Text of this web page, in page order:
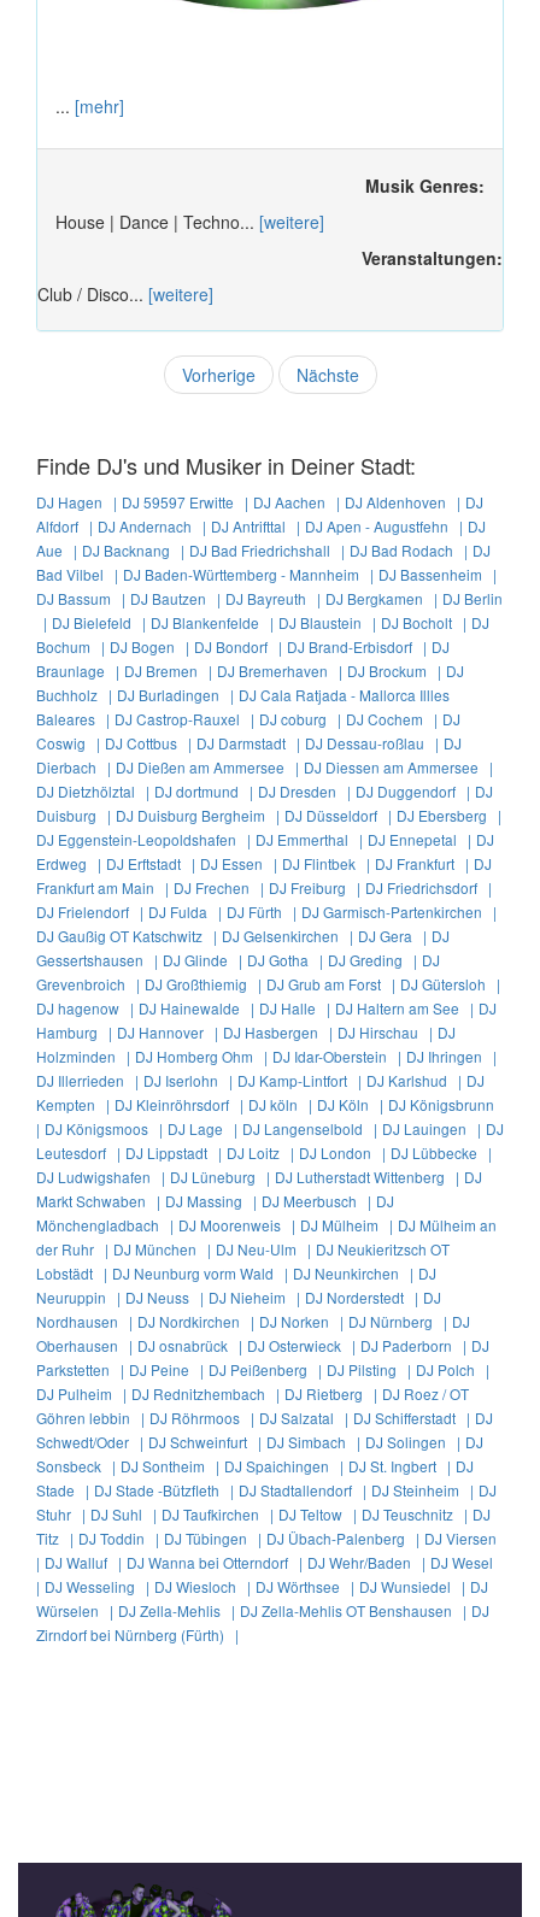
... [mehr]
Musik Genres:
House | Dance | Techno... [weitere]
Veranstaltungen:
Club / Disco... [weitere]
Vorherige Nächste
Finde DJ's und Musiker in Deiner Stadt:
DJ Hagen | DJ 59597 Erwitte | DJ Aachen | DJ Aldenhoven | DJ
Alfdorf | DJ Andernach | DJ Antrifttal | DJ Apen - Augustfehn | DJ
Aue | DJ Backnang | DJ Bad Friedrichshall | DJ Bad Rodach | DJ
Bad Vilbel | DJ Baden-Württemberg - Mannheim | DJ Bassenheim |
DJ Bassum | DJ Bautzen | DJ Bayreuth | DJ Bergkamen | DJ Berlin
| DJ Bielefeld | DJ Blankenfelde | DJ Blaustein | DJ Bocholt | DJ
Bochum | DJ Bogen | DJ Bondorf | DJ Brand-Erbisdorf | DJ
Braunlage | DJ Bremen | DJ Bremerhaven | DJ Brockum | DJ
Buchholz | DJ Burladingen | DJ Cala Ratjada - Mallorca Illles
Baleares | DJ Castrop-Rauxel | DJ coburg | DJ Cochem | DJ
Coswig | DJ Cottbus | DJ Darmstadt | DJ Dessau-roßlau | DJ
Dierbach | DJ Dießen am Ammersee | DJ Diessen am Ammersee |
DJ Dietzhölztal | DJ dortmund | DJ Dresden | DJ Duggendorf | DJ
Duisburg | DJ Duisburg Bergheim | DJ Düsseldorf | DJ Ebersberg |
DJ Eggenstein-Leopoldshafen | DJ Emmerthal | DJ Ennepetal | DJ
Erdweg | DJ Erftstadt | DJ Essen | DJ Flintbek | DJ Frankfurt | DJ
Frankfurt am Main | DJ Frechen | DJ Freiburg | DJ Friedrichsdorf |
DJ Frielendorf | DJ Fulda | DJ Fürth | DJ Garmisch-Partenkirchen |
DJ Gaußig OT Katschwitz | DJ Gelsenkirchen | DJ Gera | DJ
Gessertshausen | DJ Glinde | DJ Gotha | DJ Greding | DJ
Grevenbroich | DJ Großthiemig | DJ Grub am Forst | DJ Gütersloh |
DJ hagenow | DJ Hainewalde | DJ Halle | DJ Haltern am See | DJ
Hamburg | DJ Hannover | DJ Hasbergen | DJ Hirschau | DJ
Holzminden | DJ Homberg Ohm | DJ Idar-Oberstein | DJ Ihringen |
DJ Illerrieden | DJ Iserlohn | DJ Kamp-Lintfort | DJ Karlshud | DJ
Kempten | DJ Kleinröhrsdorf | DJ köln | DJ Köln | DJ Königsbrunn
| DJ Königsmoos | DJ Lage | DJ Langenselbold | DJ Lauingen | DJ
Leutesdorf | DJ Lippstadt | DJ Loitz | DJ London | DJ Lübbecke |
DJ Ludwigshafen | DJ Lüneburg | DJ Lutherstadt Wittenberg | DJ
Markt Schwaben | DJ Massing | DJ Meerbusch | DJ
Mönchengladbach | DJ Moorenweis | DJ Mülheim | DJ Mülheim an
der Ruhr | DJ München | DJ Neu-Ulm | DJ Neukieritzsch OT
Lobstädt | DJ Neunburg vorm Wald | DJ Neunkirchen | DJ
Neuruppin | DJ Neuss | DJ Nieheim | DJ Norderstedt | DJ
Nordhausen | DJ Nordkirchen | DJ Norken | DJ Nürnberg | DJ
Oberhausen | DJ osnabrück | DJ Osterwieck | DJ Paderborn | DJ
Parkstetten | DJ Peine | DJ Peißenberg | DJ Pilsting | DJ Polch |
DJ Pulheim | DJ Rednitzhembach | DJ Rietberg | DJ Roez / OT
Göhren lebbin | DJ Röhrmoos | DJ Salzatal | DJ Schifferstadt | DJ
Schwedt/Oder | DJ Schweinfurt | DJ Simbach | DJ Solingen | DJ
Sonsbeck | DJ Sontheim | DJ Spaichingen | DJ St. Ingbert | DJ
Stade | DJ Stade -Bützfleth | DJ Stadtallendorf | DJ Steinheim | DJ
Stuhr | DJ Suhl | DJ Taufkirchen | DJ Teltow | DJ Teuschnitz | DJ
Titz | DJ Toddin | DJ Tübingen | DJ Übach-Palenberg | DJ Viersen
| DJ Walluf | DJ Wanna bei Otterndorf | DJ Wehr/Baden | DJ Wesel
| DJ Wesseling | DJ Wiesloch | DJ Wörthsee | DJ Wunsiedel | DJ
Würselen | DJ Zella-Mehlis | DJ Zella-Mehlis OT Benshausen | DJ
Zirndorf bei Nürnberg (Fürth) |